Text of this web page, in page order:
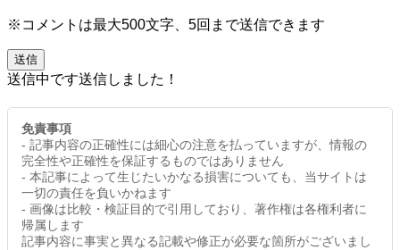
※コメントは最大500文字、5回まで送信できます
送信
送信中です送信しました！
免責事項
- 記事内容の正確性には細心の注意を払っていますが、情報の
完全性や正確性を保証するものではありません
- 本記事によって生じたいかなる損害についても、当サイトは
一切の責任を負いかねます
- 画像は比較・検証目的で引用しており、著作権は各権利者に
帰属します
記事内容に事実と異なる記載や修正が必要な箇所がございまし